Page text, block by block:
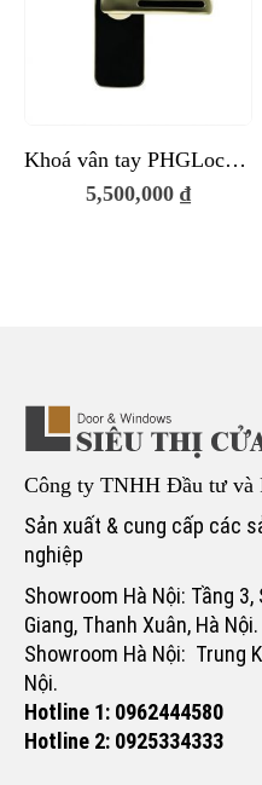
Khoá vân tay PHGLock EP7153W
5,500,000 ₫
Công ty TNHH Đầu tư và
Sản xuất & cung cấp các
nghiệp
Showroom Hà Nội: Tầng 3,
Giang, Thanh Xuân, Hà Nội.
Showroom Hà Nội: Trung
Nội.
Hotline 1: 0962444580
Hotline 2: 0925334333